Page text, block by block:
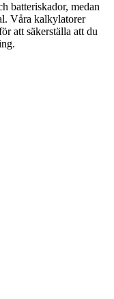
batteriskador, medan
Våra kalkylatorer
att säkerställa att du